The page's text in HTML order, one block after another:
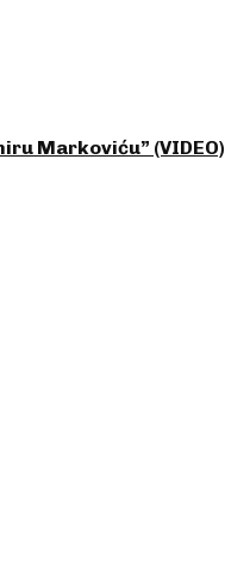
Markoviću” (VIDEO)